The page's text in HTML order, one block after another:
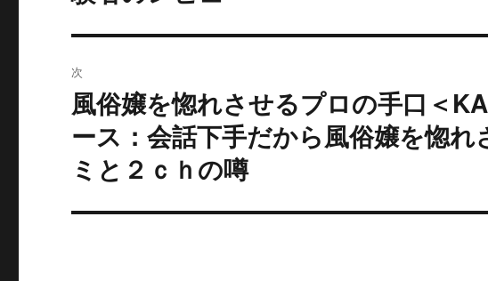
ゲ
ー
シ
ョ
ン
投
次
次
稿:
風俗嬢を惚れさせるプロの手口＜
ース：会話下手だから風俗嬢を惚
ミと２ｃｈの噂